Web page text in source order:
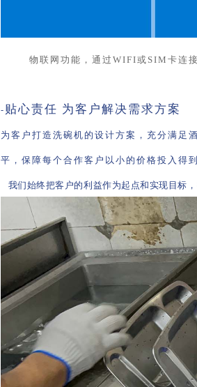
物联网功能，通过WIFI或SIM卡连
-贴心责任 为客户解决需求方案
为客户打造洗碗机的设计方案，充分满足
平，保障每个合作客户以小的价格投入得
我们始终把客户的利益作为起点和实现目标